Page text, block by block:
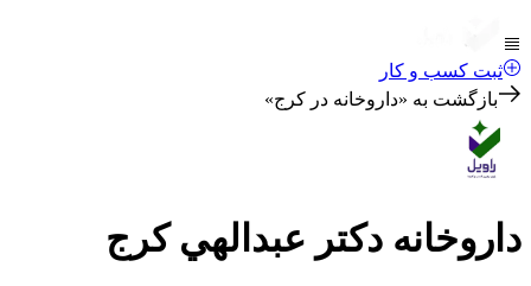
ثبت کسب و کار
بازگشت به «داروخانه در کرج»
داروخانه دكتر عبدالهي كرج